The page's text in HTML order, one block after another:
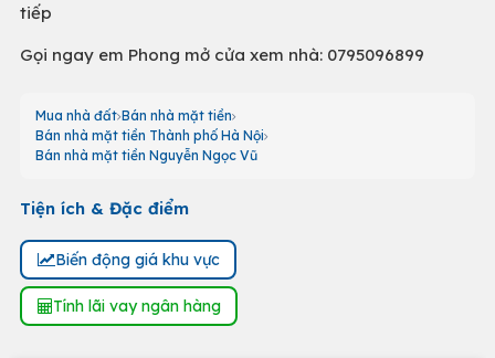
tiếp
Gọi ngay em Phong mở cửa xem nhà: 0795096899
Mua nhà đất Bán nhà mặt tiền
Bán nhà mặt tiền Thành phố Hà Nội
Bán nhà mặt tiền Nguyễn Ngọc Vũ
Tiện ích & Đặc điểm
Biến động giá khu vực
Tính lãi vay ngân hàng